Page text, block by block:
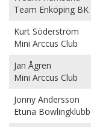
Team Enköping BK
Kurt Söderström
Mini Arccus Club
Jan Ågren
Mini Arccus Club
Jonny Andersson
Etuna Bowlingklubb